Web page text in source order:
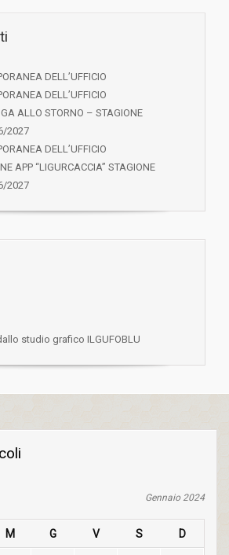
DELL’UFFICIO
DELL’UFFICIO
ALLO STORNO – STAGIONE
2027
DELL’UFFICIO
APP “LIGURCACCIA” STAGIONE
2027
studio grafico ILGUFOBLU
Gennaio 2024
M G V S D